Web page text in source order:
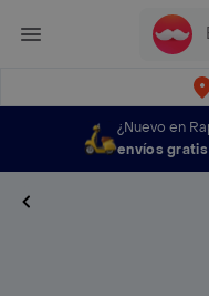
¿Nuevo en
envíos